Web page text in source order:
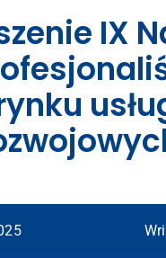
IX